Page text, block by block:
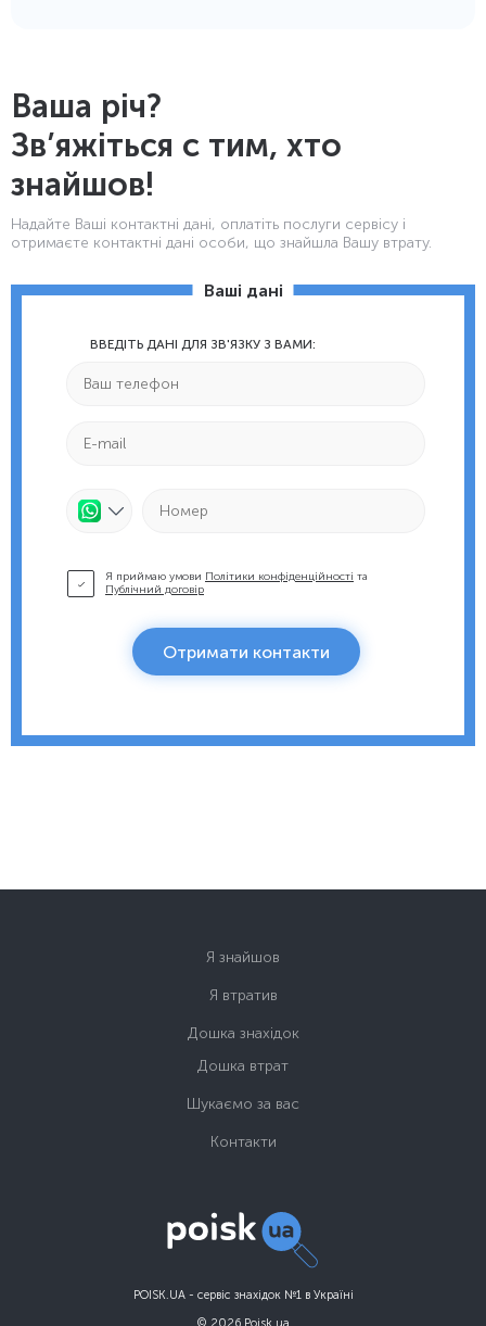
Ваша річ?
Зв’яжіться с тим, хто
знайшов!
Надайте Ваші контактнi дані, оплатіть послуги сервісу і
отримаєте контактні дані особи, що знайшла Вашу втрату.
Ваші дані
ВВЕДІТЬ ДАНІ ДЛЯ ЗВ'ЯЗКУ З ВАМИ:
Я приймаю умови Політики конфіденційності та
Публічний договір
Отримати контакти
POISK.UA - сервіс знахідок №1 в Україні
Я знайшов
Я втратив
Дошка знахідок
Дошка втрат
Шукаємо за вас
Контакти